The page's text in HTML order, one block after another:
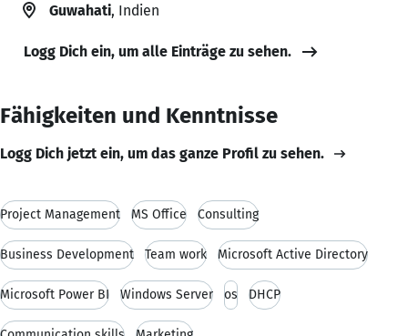
Guwahati, Indien
Logg Dich ein, um alle Einträge zu sehen.
Fähigkeiten und Kenntnisse
Logg Dich jetzt ein, um das ganze Profil zu sehen.
Project Management MS Office Consulting
Business Development Team work Microsoft Active Directory
Microsoft Power BI Windows Server os DHCP